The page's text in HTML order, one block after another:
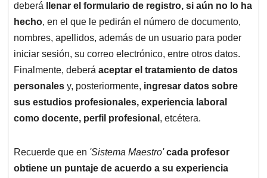
deberá
llenar el formulario de registro, si aún no lo ha
hecho, en el que le pedirán el número de documento,
nombres, apellidos, además de un usuario para poder
iniciar sesión, su correo electrónico, entre otros datos.
Finalmente, deberá aceptar el tratamiento de datos
personales y, posteriormente, ingresar datos sobre
sus estudios profesionales, experiencia laboral
como docente, perfil profesional , etcétera.
Recuerde que en 'Sistema Maestro'cada profesor
obtiene un puntaje de acuerdo a su experiencia